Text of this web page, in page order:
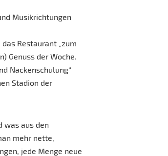
Musikrichtungen
Restaurant „zum
Genuss der Woche.
Nackenschulung“
Stadion der
was aus den
mehr nette,
jede Menge neue